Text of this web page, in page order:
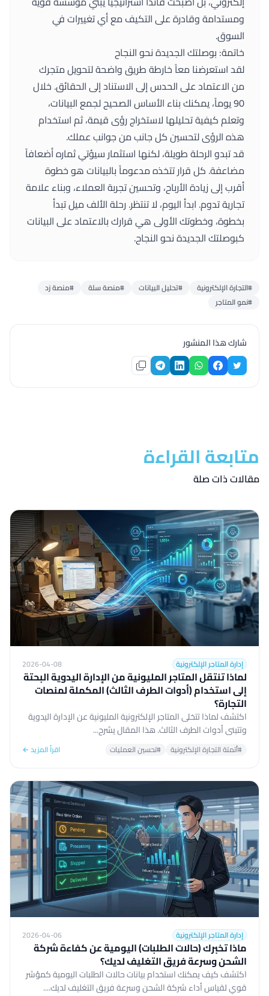
ومستدامة وقادرة على التكيف مع أي تغييرات في
السوق.
خاتمة: بوصلتك الجديدة نحو النجاح
لقد استعرضنا معاً خارطة طريق واضحة لتحويل متجرك
من الاعتماد على الحدس إلى الاستناد إلى الحقائق. خلال
90 يوماً، يمكنك بناء الأساس الصحيح لجمع البيانات،
وتعلم كيفية تحليلها لاستخراج رؤى قيمة، ثم استخدام
هذه الرؤى لتحسين كل جانب من جوانب عملك.
قد تبدو الرحلة طويلة، لكنها استثمار سيؤتي ثماره أضعافاً
مضاعفة. كل قرار تتخذه مدعوماً بالبيانات هو خطوة
أقرب إلى زيادة الأرباح، وتحسين تجربة العملاء، وبناء علامة
تجارية تدوم. ابدأ اليوم، لا تنتظر. رحلة الألف ميل تبدأ
بخطوة، وخطوتك الأولى هي قرارك بالاعتماد على البيانات
كبوصلتك الجديدة نحو النجاح.
#التجارة الإلكترونية #تحليل البيانات #منصة سلة
#منصة زد
#نمو المتاجر
شارك هذا المنشور
متابعة القراءة
مقالات ذات صلة
إدارة المتاجر الإلكترونية 2026-04-08
لماذا تنتقل المتاجر المليونية من الإدارة اليدوية البحتة
إلى استخدام (أدوات الطرف الثالث) المكملة لمنصات
التجارة؟
اكتشف لماذا تتخلى المتاجر الإلكترونية المليونية عن الإدارة اليدوية
وتتبنى أدوات الطرف الثالث. هذا المقال يشرح...
#أتمتة التجارة الإلكترونية #تحسين العمليات اقرأ المزيد ←
إدارة المتاجر الإلكترونية 2026-04-06
ماذا تخبرك (حالات الطلبات) اليومية عن كفاءة شركة
الشحن وسرعة فريق التغليف لديك؟
اكتشف كيف يمكنك استخدام بيانات حالات الطلبات اليومية كمؤشر
قوي لقياس أداء شركة الشحن وسرعة فريق التغليف لديك....